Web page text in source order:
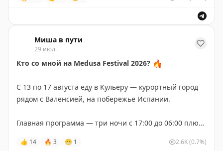
сертификат, подтверждающий, что человек с новой
Мы столкнулись только с одной трудностью.
Авиабилет был куплен на старую фамилию, а
канарская скидка уже оформлялась на новую.
Пришлось связаться с авиакомпанией. Вторую
фамилию в билет добавили бесплатно — теперь
создаёт проблему на ровном месте.
Миша в пути
29 июл.
Кто со мной на Medusa Festival 2026? 🔥
С 13 по 17 августа еду в Кульеру — курортный город
рядом с Валенсией, на побережье Испании.
Главная программа — три ночи с 17:00 до 06:00 плюс
👍 14 🔥 3 😁 1 2.6K(0.7%)